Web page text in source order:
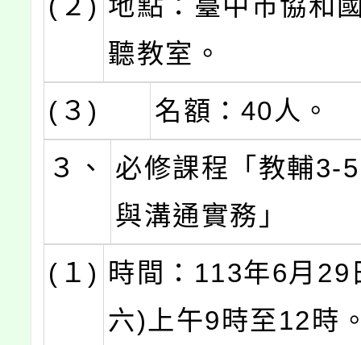
(２) 地點：臺中市協和
聽教室。
(３)
名額：40人。
３、
必修課程「教輔3-
與溝通實務」
(１) 時間：113年6月29
六)上午9時至12時